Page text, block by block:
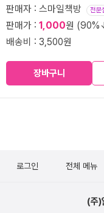
판매자 : 스마일책방 전문
판매가 : 1,000원
배송비 : 3,500원
장바구니
로그인 전체 메뉴
(주)